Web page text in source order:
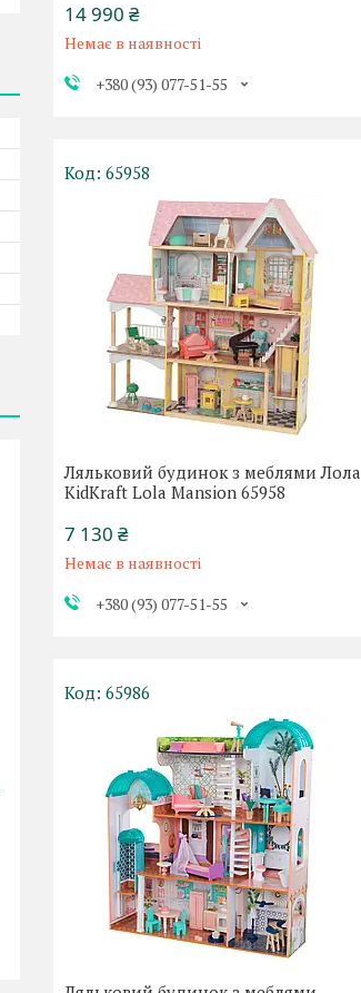
14 990 ₴
Немає в наявності
+380 (93) 077-51-55
65958
Ляльковий будинок з меблями Лола
KidKraft Lola Mansion 65958
7 130 ₴
Немає в наявності
+380 (93) 077-51-55
65986